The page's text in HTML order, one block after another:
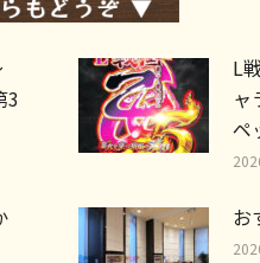
3
L
ャ
ペ
お